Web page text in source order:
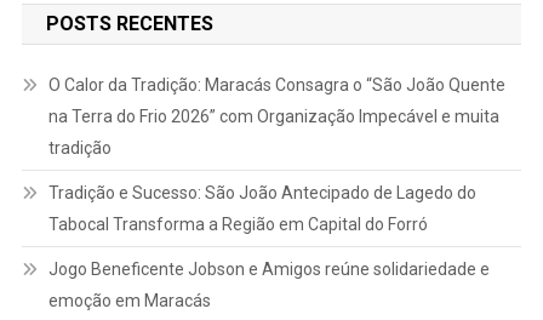
POSTS RECENTES
O Calor da Tradição: Maracás Consagra o “São João Quente
na Terra do Frio 2026” com Organização Impecável e muita
tradição
Tradição e Sucesso: São João Antecipado de Lagedo do
Tabocal Transforma a Região em Capital do Forró
Jogo Beneficente Jobson e Amigos reúne solidariedade e
emoção em Maracás